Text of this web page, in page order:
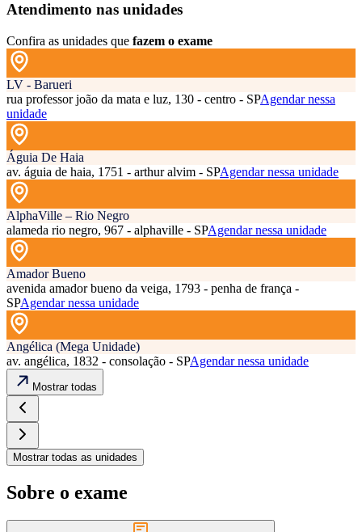
Atendimento nas unidades
Confira as unidades que fazem o exame
LV - Barueri
rua professor joão da mata e luz, 130 - centro - SPAgendar nessa
unidade
Águia De Haia
av. águia de haia, 1751 - arthur alvim - SPAgendar nessa unidade
AlphaVille – Rio Negro
alameda rio negro, 967 - alphaville - SPAgendar nessa unidade
Amador Bueno
avenida amador bueno da veiga, 1793 - penha de frança -
SPAgendar nessa unidade
Angélica (Mega Unidade)
av. angélica, 1832 - consolação - SPAgendar nessa unidade
Mostrar todas
Mostrar todas as unidades
Sobre o exame